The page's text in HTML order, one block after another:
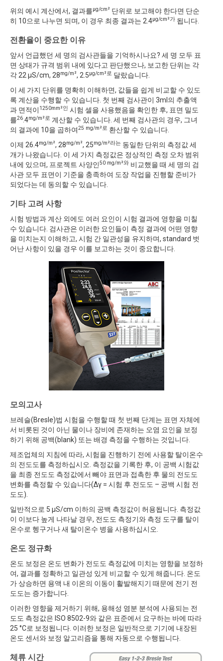
위의 예시 계산에서, 결과를µg/cm² 단위로 보고해야 한다면 단순
히 10으로 나누면 되며, 이 경우 최종 결과는 2.4µg/cm²가 됩니다.
전환율이 중요한 이유
앞서 언급했던 세 명의 검사관들을 기억하시나요? 세 명 모두 표
면 상태가 규격 범위 내에 있다고 판단했으나, 보고한 단위는 각
각 22 µS/cm, 28mg/m², 2.5µg/cm²로 달랐습니다.
이 세 가지 단위를 명확히 이해하면, 값들을 쉽게 비교할 수 있도
록 계산을 수행할 수 있습니다. 첫 번째 검사관이 3ml의 추출액
과 면적이 1250mm²인 시험 셀을 사용했음을 확인한 후, 표면 밀도
를26 .4mg/m²로 계산할 수 있습니다. 세 번째 검사관의 경우, 그녀
의 결과에 10을 곱하여25 mg/m²로 환산할 수 있습니다.
이제 26.4mg/m², 28mg/m², 25mg/m²라는 동일한 단위의 측정값 세
개가 나왔습니다. 이 세 가지 측정값은 정상적인 측정 오차 범위
내에 있으며, 프로젝트 사양인50 mg/m²와 비교했을 때 세 명의 검
사관 모두 표면이 기준을 충족하여 도장 작업을 진행할 준비가
되었다는 데 동의할 수 있습니다.
기타 고려 사항
시험 방법과 계산 외에도 여러 요인이 시험 결과에 영향을 미칠
수 있습니다. 검사관은 이러한 요인들이 측정 결과에 어떤 영향
을 미치는지 이해하고, 시험 간 일관성을 유지하며, standard 벗
어난 사항이 있을 경우 이를 보고하는 것이 중요합니다.
모의고사
브레슬(Bresle)법 시험을 수행할 때 첫 번째 단계는 표면 자체에
서 비롯된 것이 아닌 물이나 장비에 존재하는 오염 요인을 보정
하기 위해 공백(blank) 또는 배경 측정을 수행하는 것입니다.
제조업체의 지침에 따라, 시험을 진행하기 전에 사용할 탈이온수
의 전도도를 측정하십시오. 측정값을 기록한 후, 이 공백 시험값
을 최종 전도도 측정값에서 빼야 표면과 접촉한 후 물의 전도도
변화를 측정할 수 있습니다(∆γ = 시험 후 전도도 – 공백 시험 전
도도).
일반적으로 5 µS/cm 이하의 공백 측정값이 허용됩니다. 측정값
이 이보다 높게 나타날 경우, 전도도 측정기와 측정 도구를 탈이
온수로 헹구거나 새 탈이온수 병을 사용하십시오.
온도 정규화
온도 보정은 온도 변화가 전도도 측정값에 미치는 영향을 보정하
여, 결과를 정확하고 일관성 있게 비교할 수 있게 해줍니다. 온도
가 상승하면 용액 내 이온의 이동이 활발해지기 때문에 전기 전
도도는 증가합니다.
이러한 영향을 제거하기 위해, 용해성 염분 분석에 사용되는 전
도도 측정값은 ISO 8502-9와 같은 표준에서 요구하는 바에 따라
25 °C로 보정됩니다. 이러한 보정은 일반적으로 기기에 내장된
온도 센서와 보정 알고리즘을 통해 자동으로 수행됩니다.
체류 시간